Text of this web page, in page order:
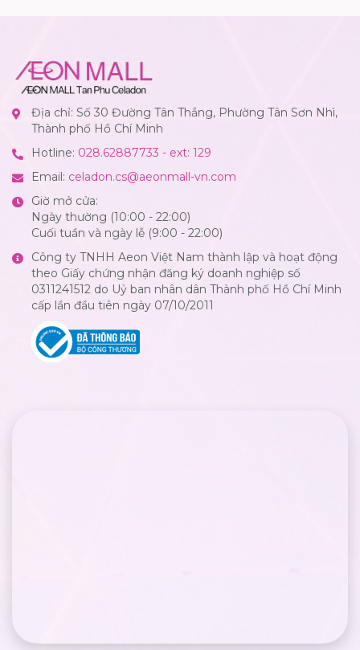
Địa chỉ: Số 30 Đường Tân Thắng, Phường Tân Sơn Nhì,
Thành phố Hồ Chí Minh
Hotline: 028.62887733 - ext: 129
Email: celadon.cs@aeonmall-vn.com
Giờ mở cửa:
Ngày thường (10:00 - 22:00)
Cuối tuần và ngày lễ (9:00 - 22:00)
Công ty TNHH Aeon Việt Nam thành lập và hoạt động
theo Giấy chứng nhận đăng ký doanh nghiệp số
0311241512 do Uỷ ban nhân dân Thành phố Hồ Chí Minh
cấp lần đầu tiên ngày 07/10/2011